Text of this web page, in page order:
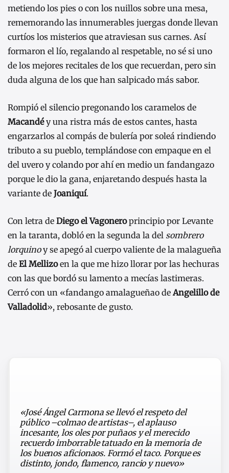
metiendo los pies o con los nuillos sobre una mesa,
rememorando las innumerables juergas donde llevan
curtíos los misterios que atraviesan sus carnes. Así
formaron el lío, regalando al respetable, no sé si uno
de los mejores recitales de los que recuerdan, pero sin
duda alguna de los que han salpicado más sabor.
Rompió el silencio pregonando los caramelos de
Macandéy una ristra más de estos cantes, hasta
engarzarlos al compás de bulería por soleá rindiendo
tributo a su pueblo, templándose con empaque en el
del uvero y colando por ahí en medio un fandangazo
porque le dio la gana, enjaretando después hasta la
variante de Joaniquí.
Con letra de Diego el Vagoneroprincipio por Levante
en la taranta, dobló en la segunda la del sombrero
lorquinoy se apegó al cuerpo valiente de la malagueña
de El Mellizoen la que me hizo llorar por las hechuras
con las que bordó su lamento a mecías lastimeras.
Cerró con un «fandango amalagueñao de Angelillo de
Valladolid», rebosante de gusto.
«José Ángel Carmona se llevó el respeto del
público –colmao de artistas–, el aplauso
incesante, los oles por puñaos y el merecido
recuerdo imborrable tatuado en la memoria de
los buenos aficionaos. Formó el taco. Porque es
distinto, jondo, flamenco, rancio y nuevo»